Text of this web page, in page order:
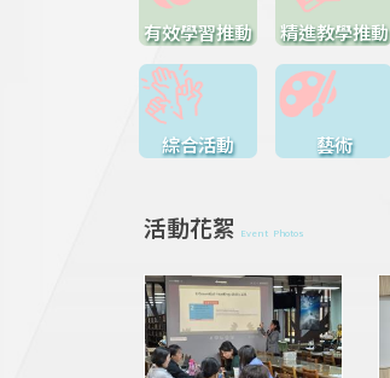
有效學習推動 精進教學推動
綜合活動 藝術
活動花絮 Event Photos